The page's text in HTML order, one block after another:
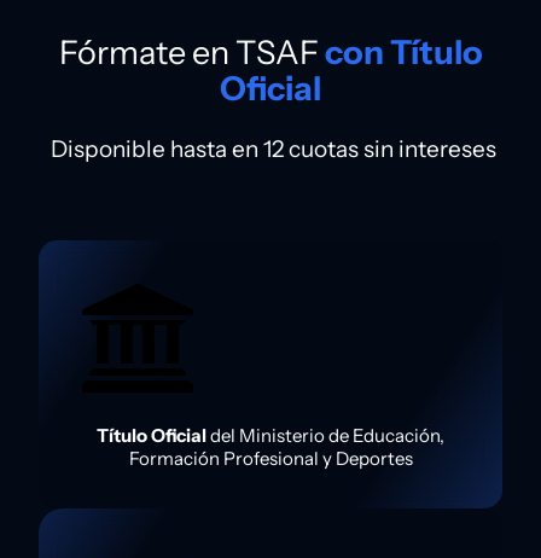
Fórmate en TSAFcon Título
Oficial
Disponible hasta en 12 cuotas sin intereses
Título Oficialdel Ministerio de Educación,
Formación Profesional y Deportes